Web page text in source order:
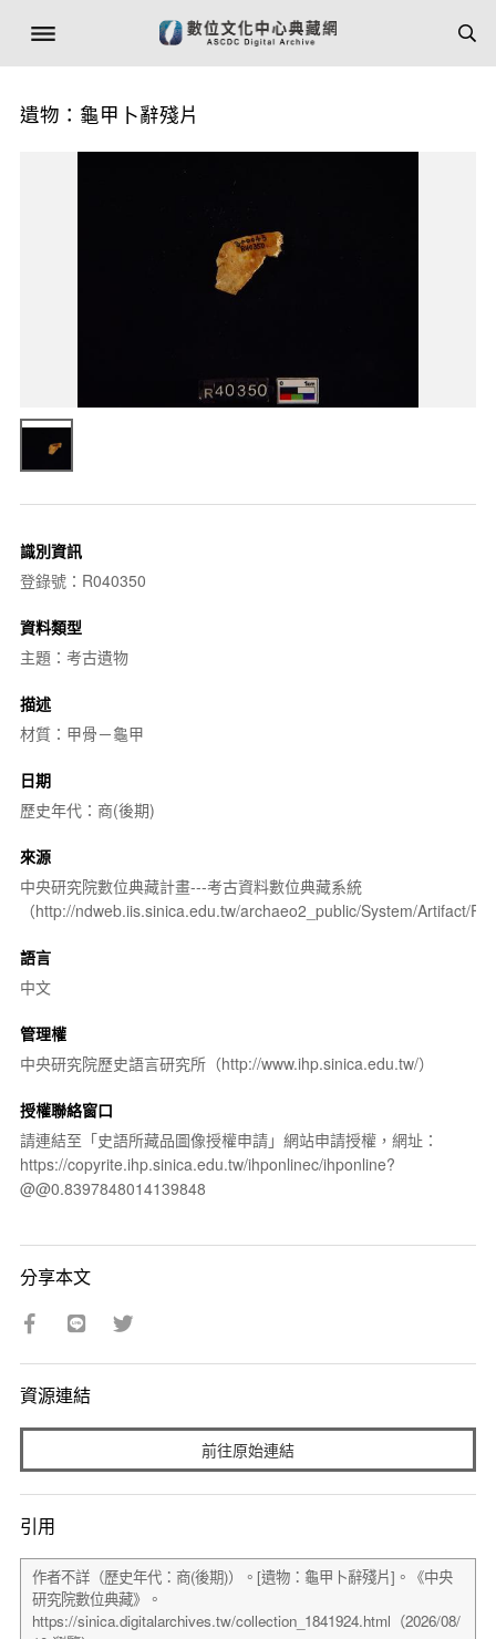
遺物：龜甲卜辭殘片
識別資訊
登錄號：R040350
資料類型
主題：考古遺物
描述
材質：甲骨－龜甲
日期
歷史年代：商(後期)
來源
中央研究院數位典藏計畫---考古資料數位典藏系統
（http://ndweb.iis.sinica.edu.tw/archaeo2_public/System/Artifact/
語言
中文
管理權
中央研究院歷史語言研究所（http://www.ihp.sinica.edu.tw/）
授權聯絡窗口
請連結至「史語所藏品圖像授權申請」網站申請授權，網址：
https://copyrite.ihp.sinica.edu.tw/ihponlinec/ihponline?
@@0.8397848014139848
分享本文
資源連結
前往原始連結
引用